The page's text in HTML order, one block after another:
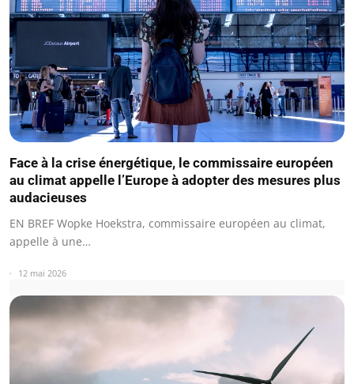
Face à la crise énergétique, le commissaire européen
au climat appelle l’Europe à adopter des mesures plus
audacieuses
EN BREF Wopke Hoekstra, commissaire européen au climat,
appelle à une…
12 mai 2026